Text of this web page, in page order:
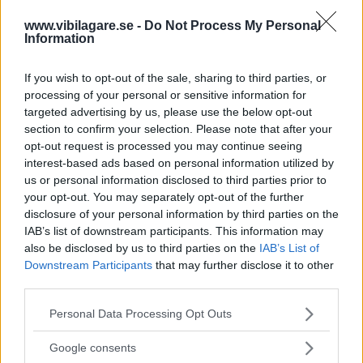
www.vibilagare.se - Do Not Process My Personal
Information
If you wish to opt-out of the sale, sharing to third parties, or
processing of your personal or sensitive information for
targeted advertising by us, please use the below opt-out
section to confirm your selection. Please note that after your
opt-out request is processed you may continue seeing
interest-based ads based on personal information utilized by
us or personal information disclosed to third parties prior to
your opt-out. You may separately opt-out of the further
disclosure of your personal information by third parties on the
IAB’s list of downstream participants. This information may
also be disclosed by us to third parties on the IAB’s List of
Downstream Participants that may further disclose it to other
Please note that this website/app uses one or more Google
not limited to your visit or usage behaviour. You may click to
Personal Data Processing Opt Outs
Google consents
VIB:S ljusBETYG: Halvljus 4/helljus 3.
Så funkar långtestet
För den somföljt långteststallens öden och äventyr under
åren sedan 1988 (ni är sannerligen många!) kommer 2022
års omgång inte att innebära några direkt
revolutionerande nyheter – utom en: alla kvintettens bilar
har dragkrok.
Det är inte för att tillgodose frekventa båtdragare och
snickerinödiga fritidshus-ägare i långtestlaget. Nej, syftet
är att lägga till ytterligare en viktig dimension i den totala
bilden av bilarnas egenskaper under ett helt år och 4 000
mils körning.
Särskilt intressantlär det bli när vi kopplar något till